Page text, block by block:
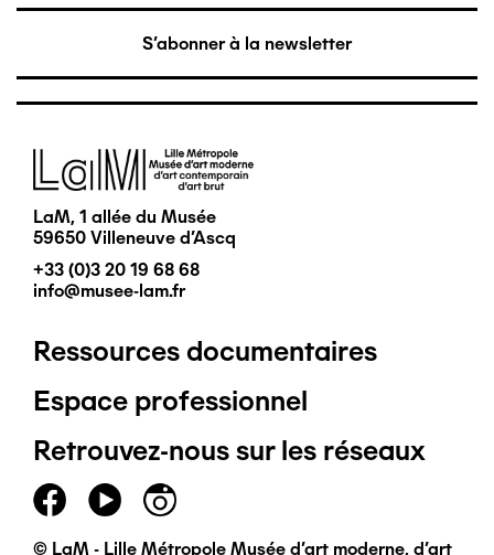
S'abonner à la newsletter
Image
LaM, 1 allée du Musée
59650 Villeneuve d'Ascq
+33 (0)3 20 19 68 68
info@musee-lam.fr
Pied
de
page
principal
Ressources documentaires
Espace professionnel
Retrouvez-nous sur les réseaux
© LaM - Lille Métropole Musée d'art moderne, d'art